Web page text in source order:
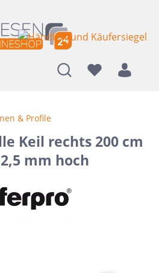
& Profile
Keil rechts 200 cm
mm hoch